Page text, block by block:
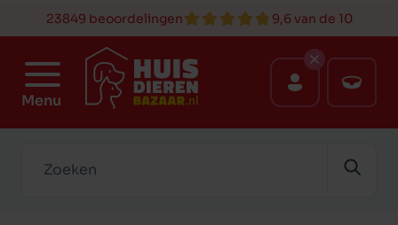
23849 beoordelingen 9,6 van de 10
Menu